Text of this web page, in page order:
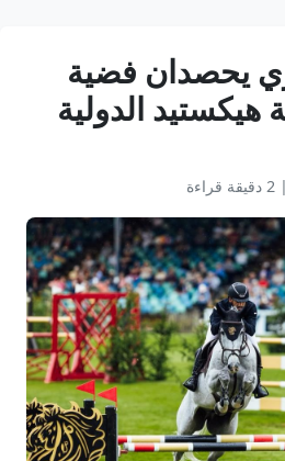
يحصدان فضية
هيكستيد الدولية
| 2 دقيقة قراءة